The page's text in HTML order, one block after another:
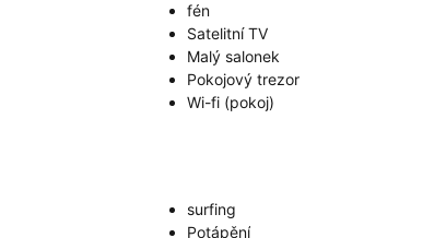
fén
Satelitní TV
Malý salonek
Pokojový trezor
Wi-fi (pokoj)
surfing
Potápění